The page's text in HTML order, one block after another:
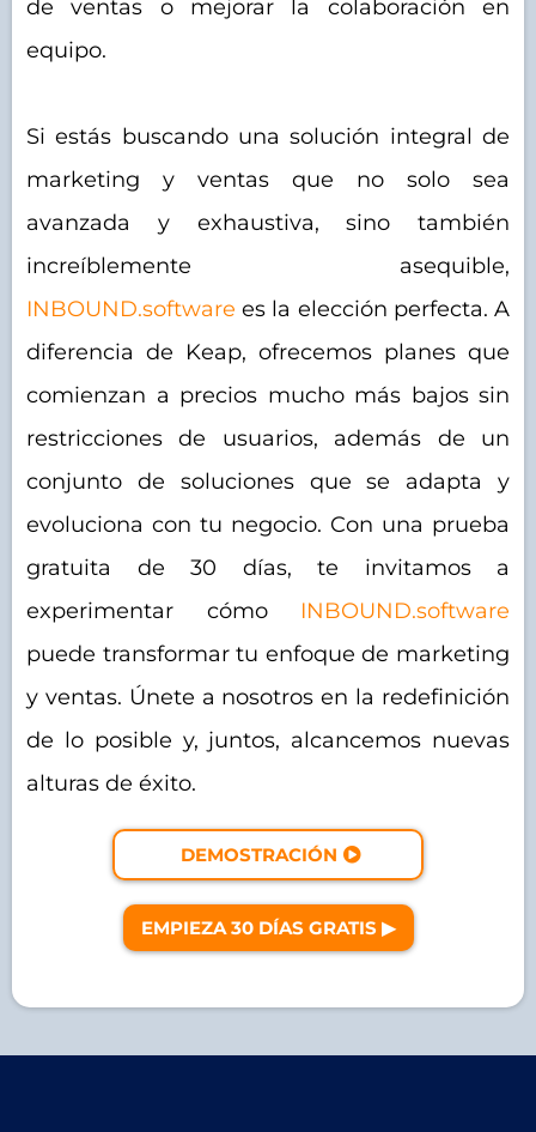
de ventas o mejorar la colaboración en
equipo.
Si estás buscando una solución integral de
marketing y ventas que no solo sea
avanzada y exhaustiva, sino también
increíblemente asequible,
INBOUND.software es la elección perfecta. A
diferencia de Keap, ofrecemos planes que
comienzan a precios mucho más bajos sin
restricciones de usuarios, además de un
conjunto de soluciones que se adapta y
evoluciona con tu negocio. Con una prueba
gratuita de 30 días, te invitamos a
experimentar cómo INBOUND.software
puede transformar tu enfoque de marketing
y ventas. Únete a nosotros en la redefinición
de lo posible y, juntos, alcancemos nuevas
alturas de éxito.
DEMOSTRACIÓN
EMPIEZA 30 DÍAS GRATIS ▶︎